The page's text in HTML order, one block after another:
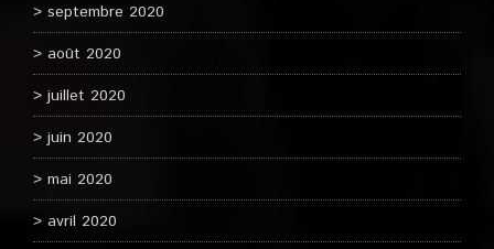
septembre 2020
août 2020
juillet 2020
juin 2020
mai 2020
avril 2020